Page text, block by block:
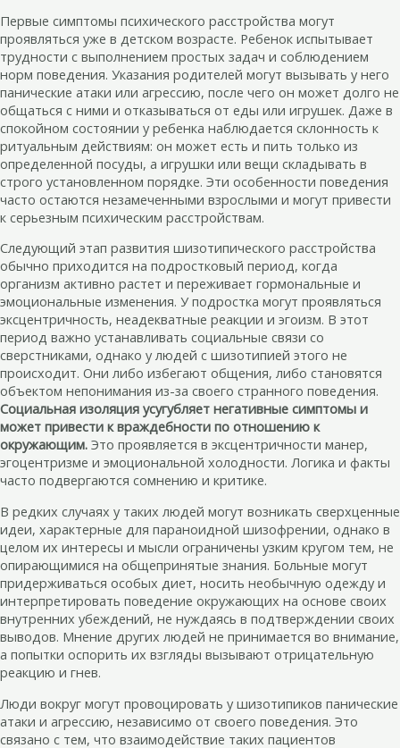
Первые симптомы психического расстройства могут
проявляться уже в детском возрасте. Ребенок испытывает
трудности с выполнением простых задач и соблюдением
норм поведения. Указания родителей могут вызывать у него
панические атаки или агрессию, после чего он может долго не
общаться с ними и отказываться от еды или игрушек. Даже в
спокойном состоянии у ребенка наблюдается склонность к
ритуальным действиям: он может есть и пить только из
определенной посуды, а игрушки или вещи складывать в
строго установленном порядке. Эти особенности поведения
часто остаются незамеченными взрослыми и могут привести
к серьезным психическим расстройствам.
Следующий этап развития шизотипического расстройства
обычно приходится на подростковый период, когда
организм активно растет и переживает гормональные и
эмоциональные изменения. У подростка могут проявляться
эксцентричность, неадекватные реакции и эгоизм. В этот
период важно устанавливать социальные связи со
сверстниками, однако у людей с шизотипией этого не
происходит. Они либо избегают общения, либо становятся
объектом непонимания из-за своего странного поведения.
Социальная изоляция усугубляет негативные симптомы и
может привести к враждебности по отношению к
окружающим. Это проявляется в эксцентричности манер,
эгоцентризме и эмоциональной холодности. Логика и факты
часто подвергаются сомнению и критике.
В редких случаях у таких людей могут возникать сверхценные
идеи, характерные для параноидной шизофрении, однако в
целом их интересы и мысли ограничены узким кругом тем, не
опирающимися на общепринятые знания. Больные могут
придерживаться особых диет, носить необычную одежду и
интерпретировать поведение окружающих на основе своих
внутренних убеждений, не нуждаясь в подтверждении своих
выводов. Мнение других людей не принимается во внимание,
а попытки оспорить их взгляды вызывают отрицательную
реакцию и гнев.
Люди вокруг могут провоцировать у шизотипиков панические
атаки и агрессию, независимо от своего поведения. Это
связано с тем, что взаимодействие таких пациентов